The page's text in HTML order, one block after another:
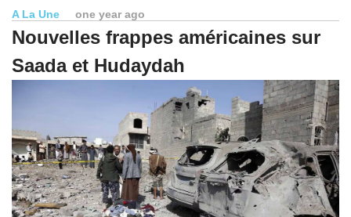
A La Une one year ago
Nouvelles frappes américaines sur
Saada et Hudaydah